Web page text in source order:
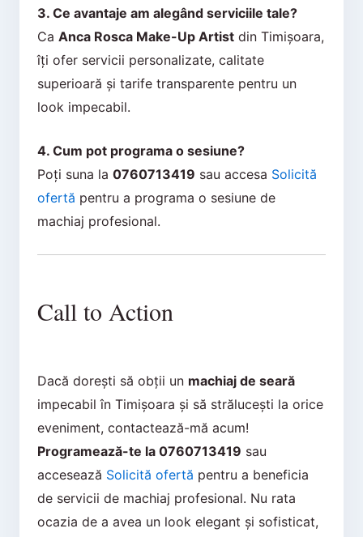
3. Ce avantaje am alegând serviciile tale?
Ca Anca Rosca Make-Up Artistdin Timișoara,
îți ofer servicii personalizate, calitate
superioară și tarife transparente pentru un
look impecabil.
4. Cum pot programa o sesiune?
Poți suna la 0760713419 sau accesa Solicită
ofertă pentru a programa o sesiune de
machiaj profesional.
Call to Action
Dacă dorești să obții un machiaj de seară
impecabil în Timișoara și să strălucești la orice
eveniment, contactează-mă acum!
Programează-te la 0760713419 sau
accesează Solicită ofertă pentru a beneficia
de servicii de machiaj profesional. Nu rata
ocazia de a avea un look elegant și sofisticat,